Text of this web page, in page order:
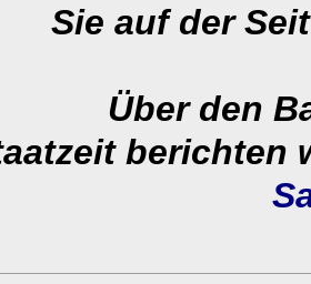
Sie auf der
den Bau
berichten